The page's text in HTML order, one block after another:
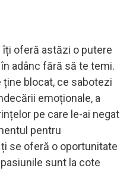
îți oferă astăzi o putere
adânc fără să te temi.
blocat, ce sabotezi
emoționale, a
pe care le-ai negat
pentru
se oferă o oportunitate
sunt la cote